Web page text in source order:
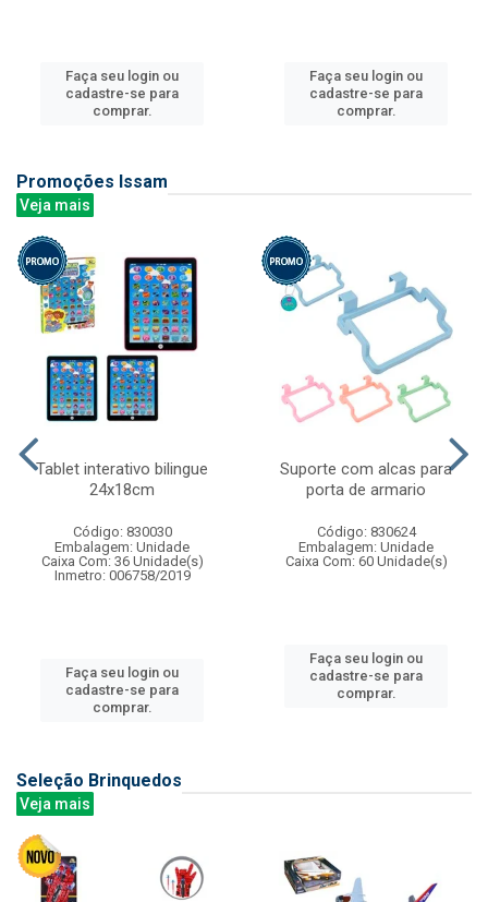
Faça seu login ou
cadastre-se para
comprar.
Faça seu login ou
cadastre-se para
comprar.
Promoções Issam
Veja mais
Tablet interativo bilingue
24x18cm
Código: 830030
Embalagem: Unidade
Caixa Com: 36 Unidade(s)
Inmetro: 006758/2019
Faça seu login ou
cadastre-se para
comprar.
Suporte com alcas para
porta de armario
Código: 830624
Embalagem: Unidade
Caixa Com: 60 Unidade(s)
Faça seu login ou
cadastre-se para
comprar.
Seleção Brinquedos
Veja mais